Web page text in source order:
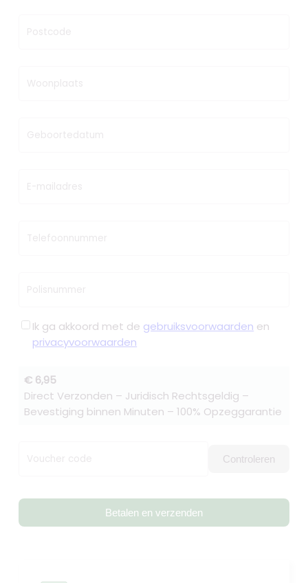
Postcode
Woonplaats
Geboortedatum
E-mailadres
Telefoonnummer
Polisnummer
Ik ga akkoord met de gebruiksvoorwaarden en
privacyvoorwaarden
€ 6,95
Direct Verzonden – Juridisch Rechtsgeldig –
Bevestiging binnen Minuten – 100% Opzeggarantie
Voucher code Controleren
Betalen en verzenden